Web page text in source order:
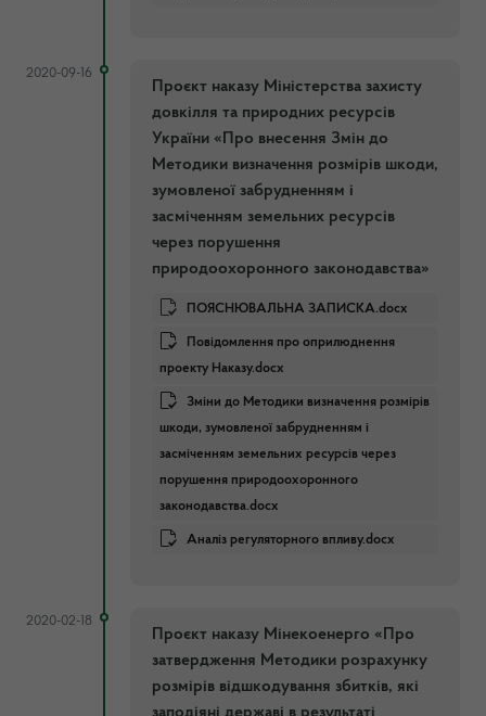
2020-09-16
Проєкт наказу Міністерства захисту
довкілля та природних ресурсів
України «Про внесення Змін до
Методики визначення розмірів шкоди,
зумовленої забрудненням і
засміченням земельних ресурсів
через порушення
природоохоронного законодавства»
ПОЯСНЮВАЛЬНА ЗАПИСКА.docx
Повідомлення про оприлюднення
проекту Наказу.docx
Зміни до Методики визначення розмірів
шкоди, зумовленої забрудненням і
засміченням земельних ресурсів через
порушення природоохоронного
законодавства.docx
Аналіз регуляторного впливу.docx
2020-02-18
Проєкт наказу Мінекоенерго «Про
затвердження Методики розрахунку
розмірів відшкодування збитків, які
заподіяні державі в результаті